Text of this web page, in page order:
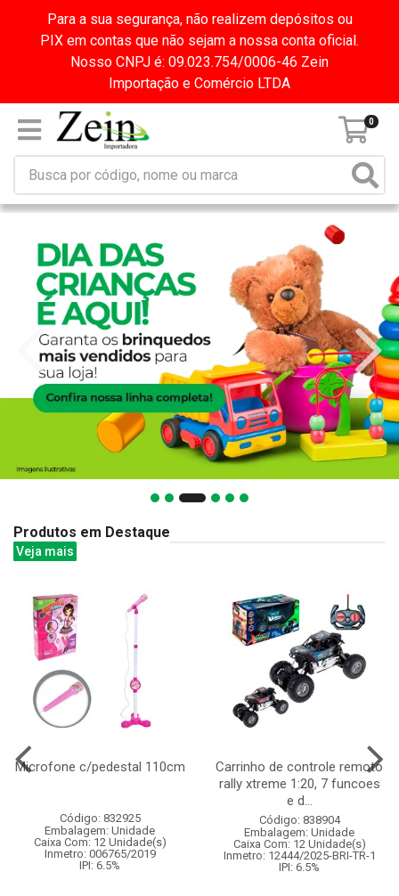
Para a sua segurança, não realizem depósitos ou
PIX em contas que não sejam a nossa conta oficial.
Nosso CNPJ é: 09.023.754/0006-46 Zein
Importação e Comércio LTDA
0
Produtos em Destaque
Veja mais
Microfone c/pedestal 110cm
Código: 832925
Embalagem: Unidade
Caixa Com: 12 Unidade(s)
Inmetro: 006765/2019
IPI: 6.5%
Carrinho de controle remoto
rally xtreme 1:20, 7 funcoes
e d...
Código: 838904
Embalagem: Unidade
Caixa Com: 12 Unidade(s)
Inmetro: 12444/2025-BRI-TR-1
IPI: 6.5%